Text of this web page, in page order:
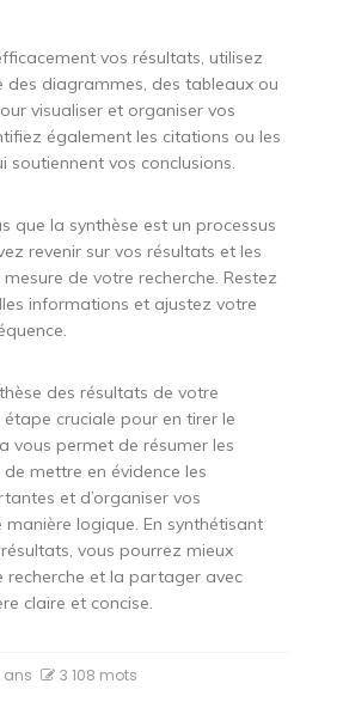
vos résultats, utilisez
des diagrammes, des tableaux ou
visualiser et organiser vos
également les citations ou les
soutiennent vos conclusions.
que la synthèse est un processus
revenir sur vos résultats et les
de votre recherche. Restez
informations et ajustez votre
des résultats de votre
étape cruciale pour en tirer le
vous permet de résumer les
mettre en évidence les
et d’organiser vos
manière logique. En synthétisant
vous pourrez mieux
recherche et la partager avec
claire et concise.
ans 3 108 mots